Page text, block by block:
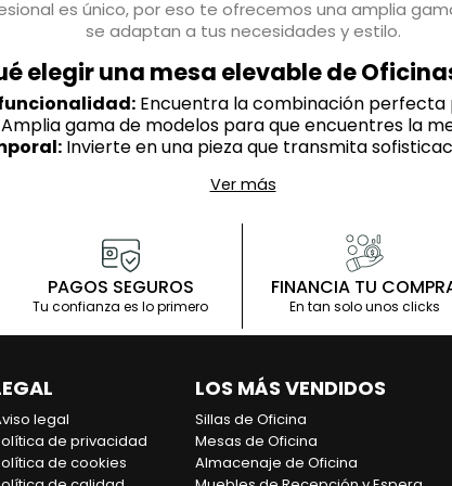
es único, por eso te ofrecemos una amplia
se adaptan a tus necesidades y estilo.
elegir una mesa elevable de
Encuentra la combinación
gama de modelos para que encuentres la
Invierte en una pieza que transmita
Opta por un producto ecológico y responsable con
sobre Escritorios y mesas
de utilizar un escritorio elevable o
beneficios para la salud y la productividad,
circulación y el aumento de la quema de calorías.
regulables: manuales y eléctricos. Los escritorios
escritorio elevable o la mesa regulable
También puedes consultar con un
Ver más
PAGOS SEGUROS
Tu confianza es lo primero
FINANCIA TU
En tan solo unos clicks
legal
de privacidad
de cookies
LOS MÁS VENDIDOS
Sillas de Oficina
Mesas de Oficina
Almacenaje de Oficina